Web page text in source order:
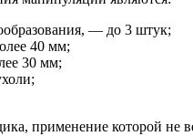
— до 3 штук;
40 мм;
30 мм;
применение которой не